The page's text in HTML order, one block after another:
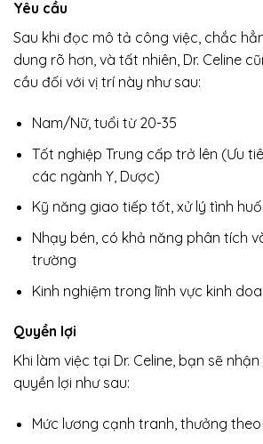
Yêu cầu
Sau khi đọc mô tả công việc, chắc
dung rõ hơn, và tất nhiên, Dr. Celine
cầu đối với vị trí này như sau:
Nam/Nữ, tuổi từ 20-35
Tốt nghiệp Trung cấp trở lên (Ưu
các ngành Y, Dược)
Kỹ năng giao tiếp tốt, xử lý tình
Nhạy bén, có khả năng phân tích
trường
Kinh nghiệm trong lĩnh vực kinh
Quyền lợi
Khi làm việc tại Dr. Celine, bạn sẽ
quyền lợi như sau:
Mức lương cạnh tranh, thưởng